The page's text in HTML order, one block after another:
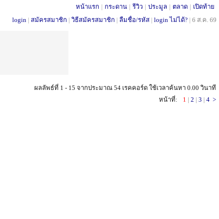
หน้าแรก | กระดาน | รีวิว | ประมูล | ตลาด | เปิดท้าย
login | สมัครสมาชิก | วิธีสมัครสมาชิก | ลืมชื่อ/รหัส | login ไม่ได้? | 6 ส.ค. 69
ผลลัพธ์ที่ 1 - 15 จากประมาณ 54 เรคคอร์ด ใช้เวลาค้นหา 0.00 วินาที
หน้าที่:
1 | 2 | 3 | 4 >